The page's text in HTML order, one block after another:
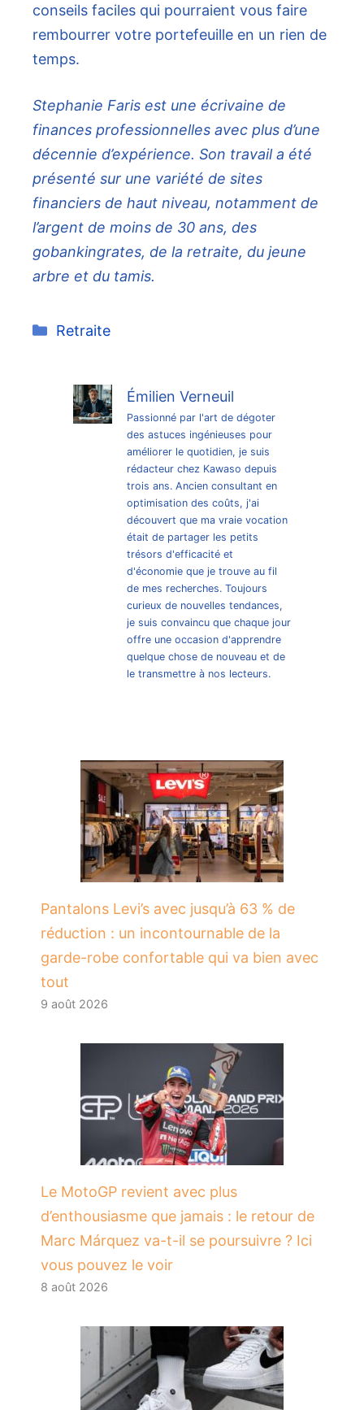
conseils faciles qui pourraient vous faire
rembourrer votre portefeuille en un rien de
temps.
Stephanie Faris est une écrivaine de
finances professionnelles avec plus d’une
décennie d’expérience. Son travail a été
présenté sur une variété de sites
financiers de haut niveau, notamment de
l’argent de moins de 30 ans, des
gobankingrates, de la retraite, du jeune
arbre et du tamis.
Catégories
Retraite
Émilien Verneuil
Passionné par l'art de dégoter
des astuces ingénieuses pour
améliorer le quotidien, je suis
rédacteur chez Kawaso depuis
trois ans. Ancien consultant en
optimisation des coûts, j'ai
découvert que ma vraie vocation
était de partager les petits
trésors d'efficacité et
d'économie que je trouve au fil
de mes recherches. Toujours
curieux de nouvelles tendances,
je suis convaincu que chaque jour
offre une occasion d'apprendre
quelque chose de nouveau et de
le transmettre à nos lecteurs.
Pantalons Levi’s avec jusqu’à 63 % de
réduction : un incontournable de la
garde-robe confortable qui va bien avec
tout
9 août 2026
Le MotoGP revient avec plus
d’enthousiasme que jamais : le retour de
Marc Márquez va-t-il se poursuivre ? Ici
vous pouvez le voir
8 août 2026